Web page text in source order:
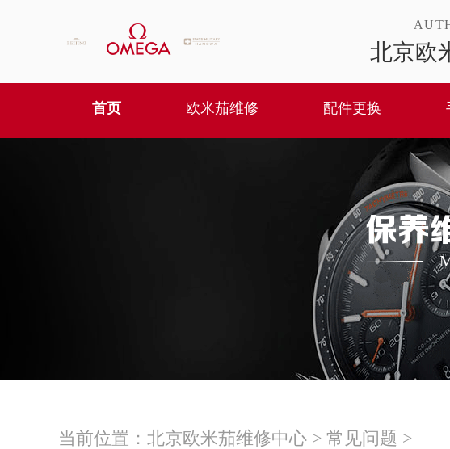
北京欧
首页 欧米茄维修 配件更换
保养
当前位置： 北京欧米茄维修中心 > 常见问题 >